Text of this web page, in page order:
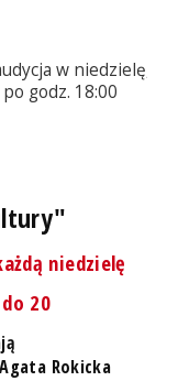
w niedzielę,
godz. 18:00
niedzielę
20
Rokicka